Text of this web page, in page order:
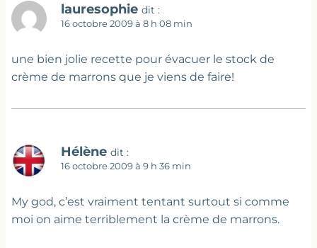
lauresophie dit :
16 octobre 2009 à 8 h 08 min
une bien jolie recette pour évacuer le stock de
crème de marrons que je viens de faire!
Hélène dit :
16 octobre 2009 à 9 h 36 min
My god, c’est vraiment tentant surtout si comme
moi on aime terriblement la crème de marrons.